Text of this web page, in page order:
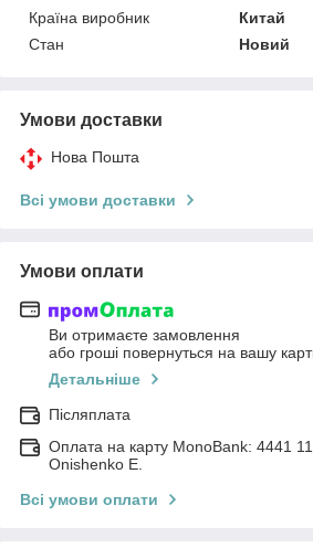
Країна виробник
Китай
Стан
Новий
Умови доставки
Нова Пошта
Всі умови доставки
Умови оплати
Ви отримаєте замовлення
або гроші повернуться на вашу
Детальніше
Післяплата
Оплата на карту MonoBank: 4441
Onishenko E.
Всі умови оплати